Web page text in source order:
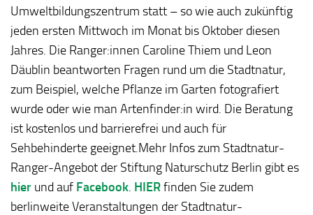
Umweltbildungszentrum statt – so wie auch zukünftig
jeden ersten Mittwoch im Monat bis Oktober diesen
Jahres. Die Ranger:innen Caroline Thiem und Leon
Däublin beantworten Fragen rund um die Stadtnatur,
zum Beispiel, welche Pflanze im Garten fotografiert
wurde oder wie man Artenfinder:in wird. Die Beratung
ist kostenlos und barrierefrei und auch für
Sehbehinderte geeignet.Mehr Infos zum Stadtnatur-
Ranger-Angebot der Stiftung Naturschutz Berlin gibt es
hier und auf Facebook. HIERfinden Sie zudem
berlinweite Veranstaltungen der Stadtnatur-